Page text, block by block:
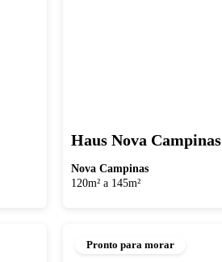
Haus Nova Campinas
Nova Campinas
120m² a 145m²
Pronto para morar